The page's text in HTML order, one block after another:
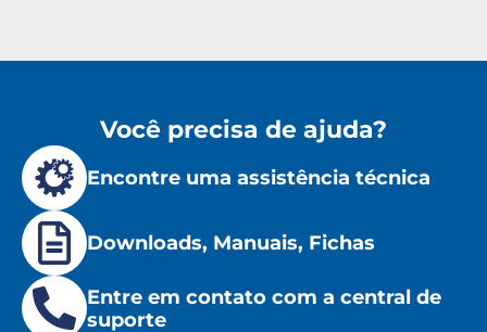
Você precisa de ajuda?
Encontre uma assistência técnica
Downloads, Manuais, Fichas
Entre em contato com a central de
suporte